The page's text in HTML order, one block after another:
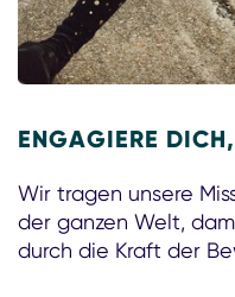
ENGAGIERE
Wir tragen unsere
der ganzen Welt,
durch die Kraft der